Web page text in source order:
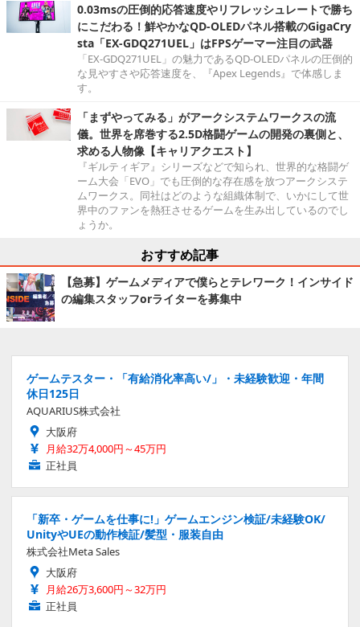
0.03msの圧倒的応答速度やリフレッシュレートで勝ち
にこだわる！鮮やかなQD-OLEDパネル搭載のGigaCry
sta「EX-GDQ271UEL」はFPSゲーマー注目の武器
「EX-GDQ271UEL」の魅力であるQD-OLEDパネルの圧倒的
な見やすさや応答速度を、『Apex Legends』で体感しま
す。
「まずやってみる」がアークシステムワークスの流
儀。世界を席巻する2.5D格闘ゲームの開発の裏側と、
求める人物像【キャリアクエスト】
『ギルティギア』シリーズなどで知られ、世界的な格闘ゲ
ーム大会「EVO」でも圧倒的な存在感を放つアークシステ
ムワークス。同社はどのような組織体制で、いかにして世
界中のファンを熱狂させるゲームを生み出しているのでし
ょうか。
おすすめ記事
【急募】ゲームメディアで僕らとテレワーク！インサイド
の編集スタッフorライターを募集中
ゲームテスター・「有給消化率高い/」・未経験歓迎・年間
休日125日
AQUARIUS株式会社
大阪府
月給32万4,000円～45万円
正社員
「新卒・ゲームを仕事に!」ゲームエンジン検証/未経験OK/
UnityやUEの動作検証/髪型・服装自由
株式会社Meta Sales
大阪府
月給26万3,600円～32万円
正社員